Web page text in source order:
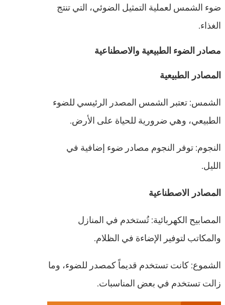
ضوء الشمس لعملية التمثيل الضوئي، التي تنتج
الغذاء.
مصادر الضوء الطبيعية والاصطناعية
المصادر الطبيعية
الشمس: تعتبر الشمس المصدر الرئيسي للضوء
الطبيعي، وهي ضرورية للحياة على الأرض.
النجوم: توفر النجوم مصادر ضوء إضافية في
الليل.
المصادر الاصطناعية
المصابيح الكهربائية: تُستخدم في المنازل
والمكاتب لتوفير الإضاءة في الظلام.
الشموع: كانت تستخدم قديماً كمصدر للضوء، وما
زالت تستخدم في بعض المناسبات.